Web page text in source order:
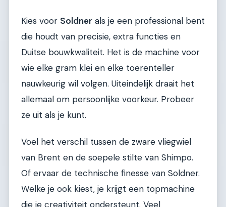
Kies voor Soldner als je een professional bent
die houdt van precisie, extra functies en
Duitse bouwkwaliteit. Het is de machine voor
wie elke gram klei en elke toerenteller
nauwkeurig wil volgen. Uiteindelijk draait het
allemaal om persoonlijke voorkeur. Probeer
ze uit als je kunt.
Voel het verschil tussen de zware vliegwiel
van Brent en de soepele stilte van Shimpo.
Of ervaar de technische finesse van Soldner.
Welke je ook kiest, je krijgt een topmachine
die je creativiteit ondersteunt. Veel